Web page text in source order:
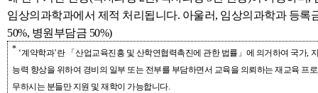
임상의과학과에서 제적 처리됩니다. 아울러, 임상의과학과 등
50%, 병원부담금 50%)
* ‘계약학과’란 「 산업교육진흥 및 산학연협력촉진에 관한 법률 」 에 의거하여 국가,
능력 향상을 위하여 경비의 일부 또는 전부를 부담하면서 교육을 의뢰하는 재교육 프
무하시는 분들만 지원 및 재학이 가능합니다.